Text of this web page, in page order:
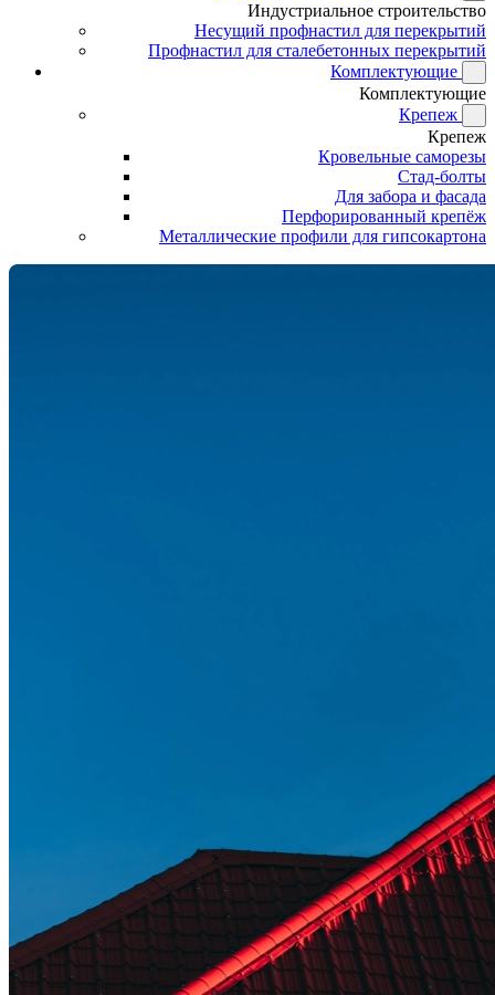
Индустриальное строительство
Несущий профнастил для перекрытий
Профнастил для сталебетонных перекрытий
Комплектующие
Комплектующие
Крепеж
Крепеж
Кровельные саморезы
Стад-болты
Для забора и фасада
Перфорированный крепёж
Металлические профили для гипсокартона